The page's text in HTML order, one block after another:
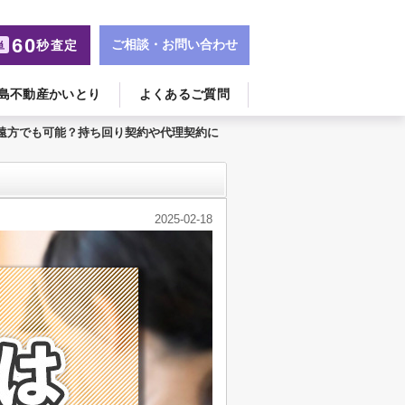
不動産かいとり よくあるご質問
60秒査定 ご相談・お問い合わせ
方でも可能？持ち回り契約や代理契約に
2025-02-18